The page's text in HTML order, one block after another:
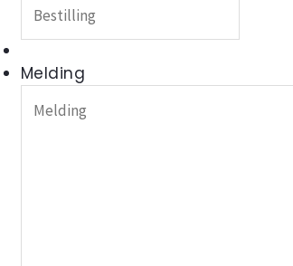
Melding